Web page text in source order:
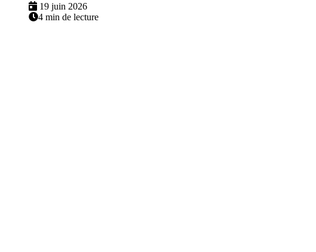
19 juin 2026
4 min de lecture